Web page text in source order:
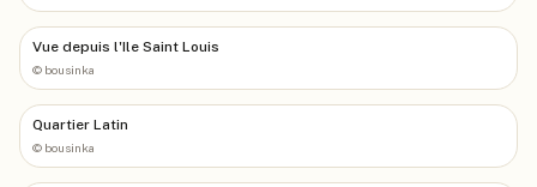
Vue depuis l'Ile Saint Louis
© bousinka
Quartier Latin
© bousinka